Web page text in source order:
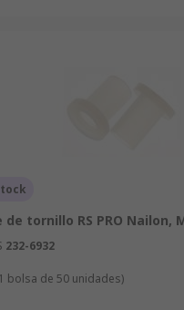
tornillo RS PRO Nailon,
232-6932
bolsa de 50 unidades)